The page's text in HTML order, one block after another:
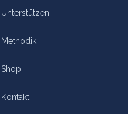
Unterstützen
Methodik
Shop
Kontakt